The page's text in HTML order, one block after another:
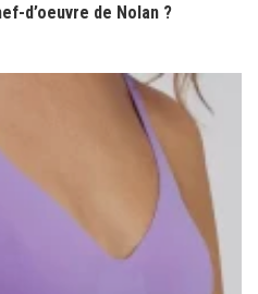
d’oeuvre de Nolan ?